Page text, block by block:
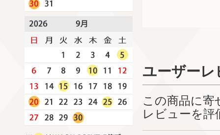
ユーザーレ
この商品に
レビューを評